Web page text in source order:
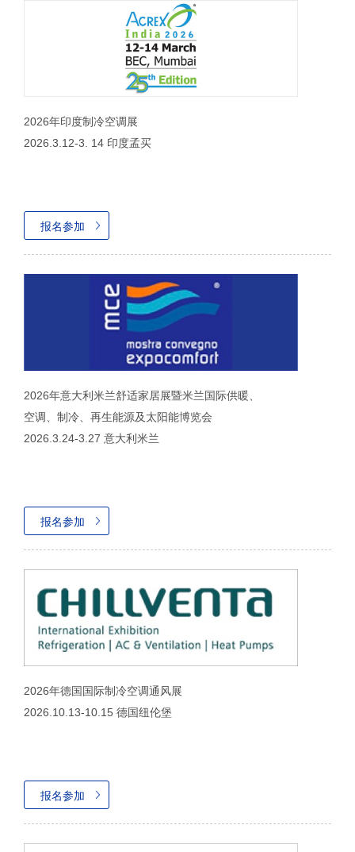
2026年印度制冷空调展
2026.3.12-3. 14 印度孟买
报名参加
2026年意大利米兰舒适家居展暨米兰国际供暖、
空调、制冷、再生能源及太阳能博览会
2026.3.24-3.27 意大利米兰
报名参加
2026年德国国际制冷空调通风展
2026.10.13-10.15 德国纽伦堡
报名参加